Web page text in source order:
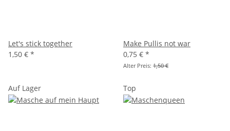
Let's stick together
1,50 € *
Make Pullis not war
0,75 € *
Alter Preis: 1,50 €
Auf Lager Top